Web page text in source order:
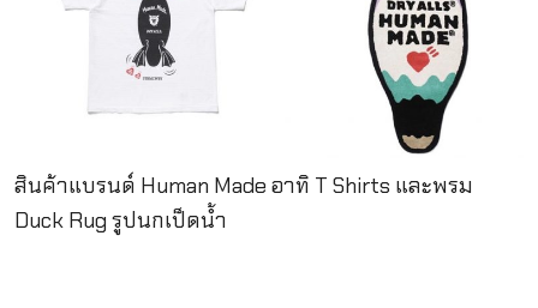
สินค้าแบรนด์ Human Made อาทิ T Shirts และพรม
Duck Rug รูปนกเป็ดน้ำ